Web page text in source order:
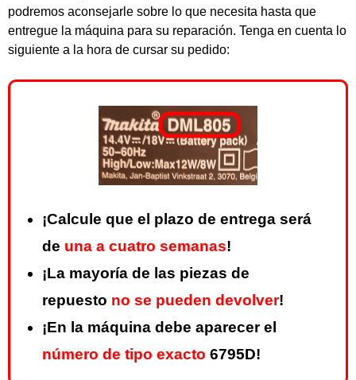
podremos aconsejarle sobre lo que necesita hasta que
entregue la máquina para su reparación. Tenga en cuenta lo
siguiente a la hora de cursar su pedido:
¡Calcule que el plazo de entrega será
de una a cuatro semanas!
¡La mayoría de las piezas de
repuesto no se pueden devolver!
¡En la máquina debe aparecer el
número de tipo exacto 6795D!